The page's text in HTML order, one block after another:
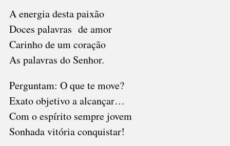
A energia desta paixão
Doces palavras de amor
Carinho de um coração
As palavras do Senhor.
Perguntam: O que te move?
Exato objetivo a alcançar…
Com o espírito sempre jovem
Sonhada vitória conquistar!